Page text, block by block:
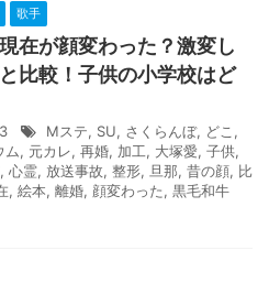
歌手
在が顔変わった？激変し
比較！子供の小学校はど
Mステ, SU, さくらんぼ, どこ ,
ム, 元カレ, 再婚, 加工, 大塚愛, 子供,
, 心霊, 放送事故, 整形, 旦那, 昔の顔, 比
, 絵本, 離婚, 顔変わった, 黒毛和牛